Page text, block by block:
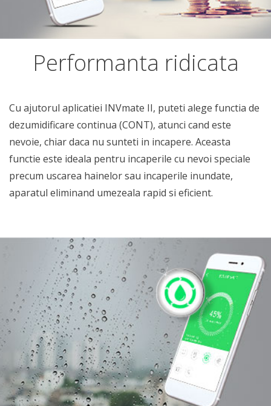
Performanta ridicata
Cu ajutorul aplicatiei INVmate II, puteti alege functia de
dezumidificare continua (CONT), atunci cand este
nevoie, chiar daca nu sunteti in incapere. Aceasta
functie este ideala pentru incaperile cu nevoi speciale
precum uscarea hainelor sau incaperile inundate,
aparatul eliminand umezeala rapid si eficient.